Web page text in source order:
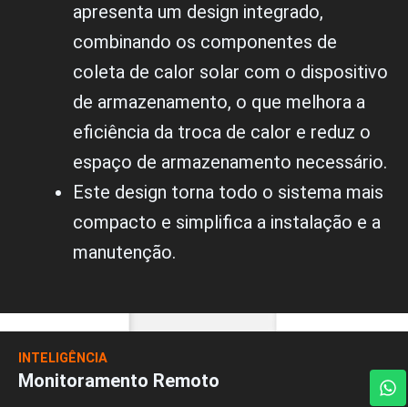
apresenta um design integrado,
combinando os componentes de
coleta de calor solar com o dispositivo
de armazenamento, o que melhora a
eficiência da troca de calor e reduz o
espaço de armazenamento necessário.
Este design torna todo o sistema mais
compacto e simplifica a instalação e a
manutenção.
INTELIGÊNCIA
Monitoramento Remoto
W
h